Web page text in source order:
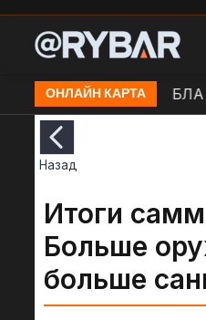
ОНЛАЙН КАРТА
Очаков Атака БЛА
Назад
Итоги
Больше
больше